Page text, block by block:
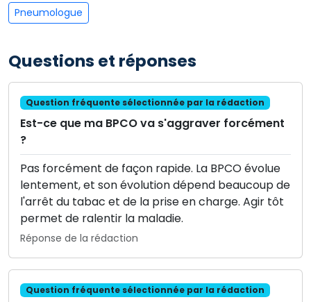
Pneumologue
Questions et réponses
Question fréquente sélectionnée par la rédaction
Est-ce que ma BPCO va s'aggraver forcément
?
Pas forcément de façon rapide. La BPCO évolue
lentement, et son évolution dépend beaucoup de
l'arrêt du tabac et de la prise en charge. Agir tôt
permet de ralentir la maladie.
Réponse de la rédaction
Question fréquente sélectionnée par la rédaction